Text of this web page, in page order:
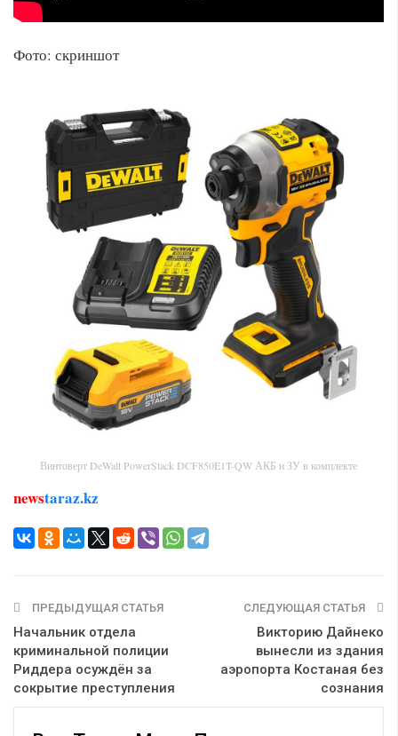
Фото: скриншот
Винтоверт DeWalt PowerStack DCF850E1T-QW АКБ и ЗУ в комплекте
newstaraz.kz
ПРЕДЫДУЩАЯ СТАТЬЯ
Начальник отдела
криминальной полиции
Риддера осуждён за
сокрытие преступления
СЛЕДУЮЩАЯ СТАТЬЯ
Викторию Дайнеко
вынесли из здания
аэропорта Костаная без
сознания